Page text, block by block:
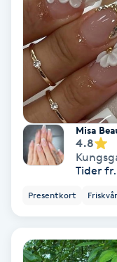
Taktil massage
Tandblekning
Tandläkare
Tatuering
Terapi
Misa
4.8
Tider
Presentkort